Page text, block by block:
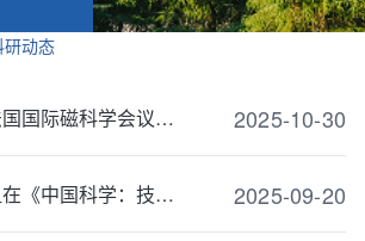
研动态
材料学院团队在法国国际磁科学会议上展示前沿研究成果，彰显中国科研力量 2025-10-30
高彦峰教授课题组在《中国科学：技术科学》上发表废锂电池绿色回收方法的最新综述 2025-09-20